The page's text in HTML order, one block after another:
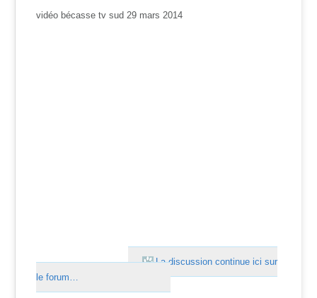
vidéo bécasse tv sud 29 mars 2014
La discussion continue ici sur
le forum…